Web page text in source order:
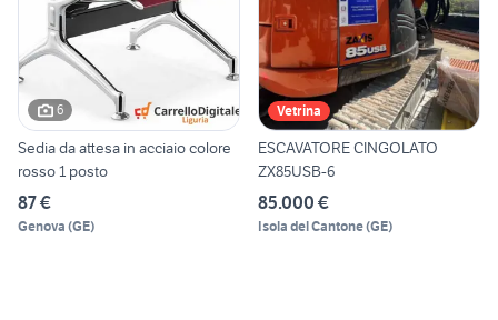
6
Sedia da attesa in acciaio colore
rosso 1 posto
87 €
Genova (GE)
Vetrina
ESCAVATORE CINGOLATO
ZX85USB-6
85.000 €
Isola del Cantone(GE)